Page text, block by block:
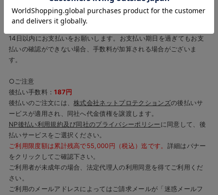
除く）以内にメールにて電子バーコードをお送り致します。
送信により請求のご連絡をいたしますので、メール送信日から
14日以内にお支払いをお願いします。お支払い期日を過ぎてもお支
払いの確認ができない場合、手数料が加算される場合がございま
す。
○ご注意
後払い手数料：187円
後払いのご注文には、株式会社ネットプロテクションズの後払いサ
ービスが適用され、同社へ代金債権を譲渡します。
NP後払い利用規約及び同社のプライバシーポリシーに同意して、後
払いサービスをご選択ください。
ご利用限度額は累計残高で55,000円（税込）迄です。 詳細はバナー
をクリックしてご確認下さい。
ご利用者が未成年の場合、法定代理人の利用同意を得てご利用くだ
さい。
ご利用のメールアドレスによってはご請求メールが「迷惑メールフ